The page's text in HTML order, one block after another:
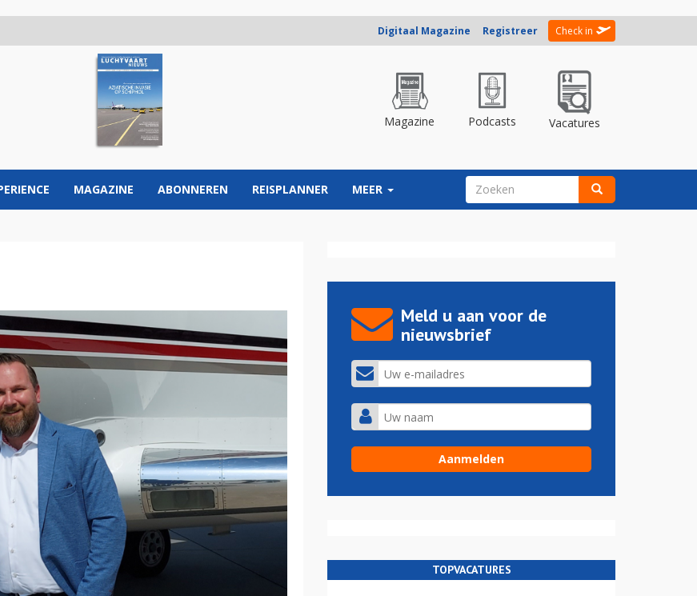
Digitaal Magazine Registreer Check in
Magazine Podcasts Vacatures
MAGAZINE ABONNEREN REISPLANNER MEER ZOEKVELD
Meld u aan voor de
nieuwsbrief
TOPVACATURES